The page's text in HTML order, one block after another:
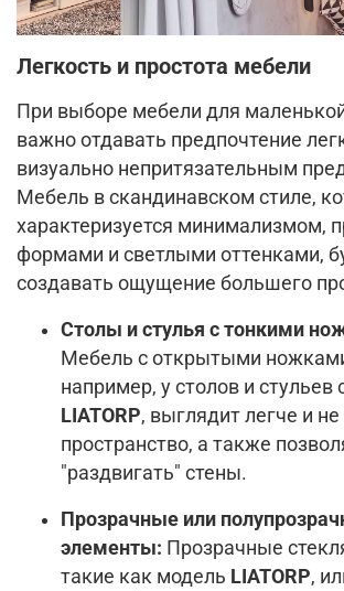
Легкость и простота мебели
При выборе мебели для
важно отдавать предпочтение
визуально непритязательным
Мебель в скандинавском стиле,
характеризуется минимализмом,
формами и светлыми оттенками,
создавать ощущение большего
Столы и стулья с тонкими
Мебель с открытыми
например, у столов и стульев
LIATORP, выглядит легче и
пространство, а также
"раздвигать" стены.
Прозрачные или
элементы: Прозрачные
такие как модель LIATORP,